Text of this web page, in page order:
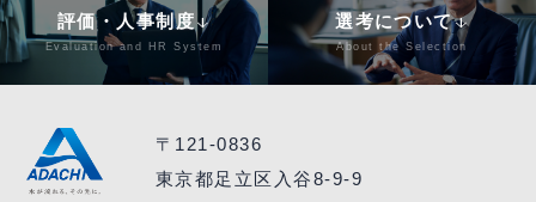
評価・人事制度 arrow_downward
Evaluation and HR System
選考についてarrow_downward
About the Selection
〒121-0836
東京都足立区入谷8-9-9